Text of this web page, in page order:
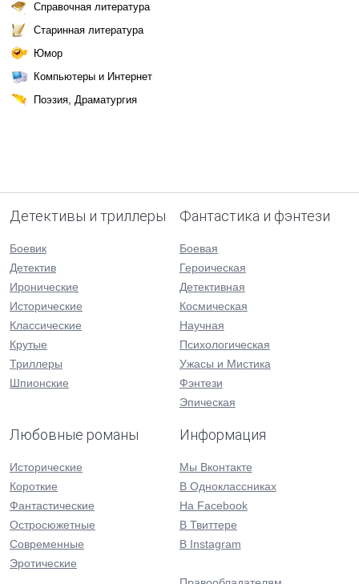
Справочная литература
Старинная литература
Юмор
Компьютеры и Интернет
Поэзия, Драматургия
Детективы и триллеры
Боевик
Детектив
Иронические
Исторические
Классические
Крутые
Триллеры
Шпионские
Фантастика и фэнтези
Боевая
Героическая
Детективная
Космическая
Научная
Психологическая
Ужасы и Мистика
Фэнтези
Эпическая
Любовные романы
Исторические
Короткие
Фантастические
Остросюжетные
Современные
Эротические
Информация
Мы Вконтакте
В Одноклассниках
На Facebook
В Твиттере
В Instagram